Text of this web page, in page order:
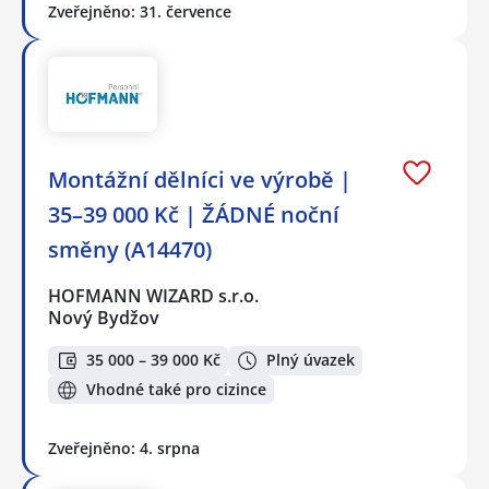
Zveřejněno: 31. července
Montážní dělníci ve výrobě |
35–39 000 Kč | ŽÁDNÉ noční
směny (A14470)
HOFMANN WIZARD s.r.o.
Nový Bydžov
35 000 – 39 000 Kč
Plný úvazek
Vhodné také pro cizince
Zveřejněno: 4. srpna